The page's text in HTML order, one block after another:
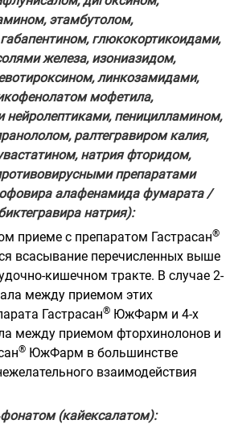
этамбутолом,
глюкокортикоидами,
железа, изониазидом,
линкозамидами,
мофетила,
нейролептиками, пеницилламином,
ралтегравиром калия,
натрия фторидом,
препаратами
алафенамида фумарата /
натрия):
приеме с препаратом Гастрасан®
всасывание перечисленных выше
кишечном тракте. В случае 2-
между приемом этих
Гастрасан® ЮжФарм и 4-х
между приемом фторхинолонов и
® ЮжФарм в большинстве
взаимодействия
(кайексалатом):